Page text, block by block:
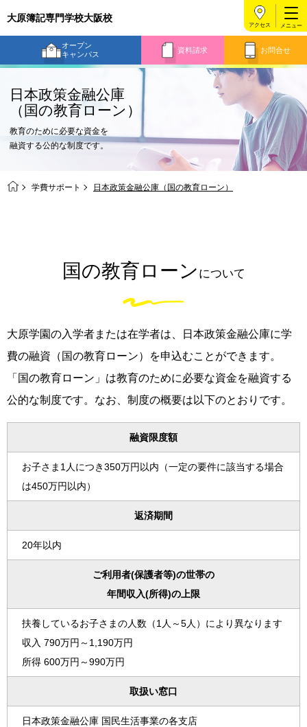
大原簿記専門学校大阪校
オープン
キャンパス
資料請求 お問合せ
アクセス
日本政策金融公庫
（国の教育ローン）
教育のために必要な資金を
融資する公的な制度です。
学費サポート 日本政策金融公庫（国の教育ローン）
国の教育ローン について
大原学園の入学者または在学者は、日本政策金融公庫に学
費の融資（国の教育ローン）を申込むことができます。
「国の教育ローン」は教育のために必要な資金を融資する
公的な制度です。なお、制度の概要は以下のとおりです。
融資限度額
お子さま1人につき350万円以内（一定の要件に該当する場合
は450万円以内）
返済期間
20年以内
ご利用者(保護者等)の世帯の
年間収入(所得)の上限
扶養しているお子さまの人数（1人～5人）により異なります
収入 790万円～1,190万円
所得 600万円～990万円
取扱い窓口
日本政策金融公庫 国民生活事業の各支店